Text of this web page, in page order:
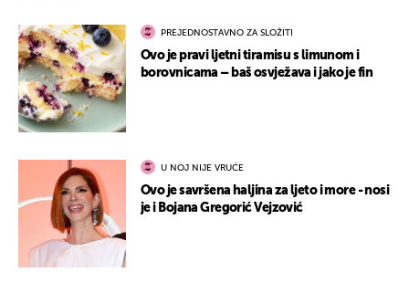
PREJEDNOSTAVNO ZA SLOŽITI
Ovo je pravi ljetni tiramisu s limunom i
borovnicama – baš osvježava i jako je fin
U NOJ NIJE VRUĆE
Ovo je savršena haljina za ljeto i more - nosi
je i Bojana Gregorić Vejzović